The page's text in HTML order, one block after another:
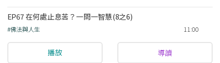
EP67 在何處止息苦？一問一智慧(8之6)
#佛法與人生 11:00
播放 導讀